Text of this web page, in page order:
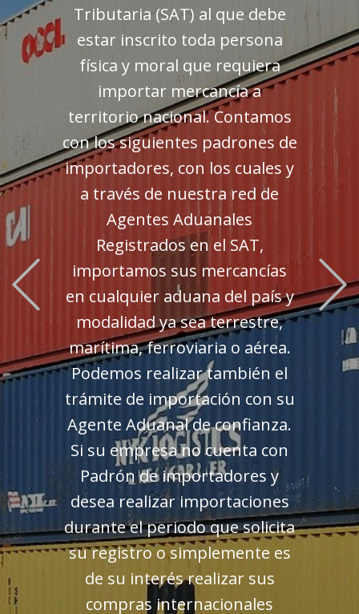
Tributaria (SAT) al que debe
estar inscrito toda persona
física y moral que requiera
importar mercancía a
territorio nacional. Contamos
con los siguientes padrones de
importadores, con los cuales y
a través de nuestra red de
Agentes Aduanales
Registrados en el SAT,
importamos sus mercancías
en cualquier aduana del país y
modalidad ya sea terrestre,
marítima, ferroviaria o aérea.
Podemos realizar también el
trámite de importación con su
Agente Aduanal de confianza.
Si su empresa no cuenta con
Padrón de importadores y
desea realizar importaciones
durante el periodo que solicita
su registro o simplemente es
de su interés realizar sus
compras internacionales
Previous